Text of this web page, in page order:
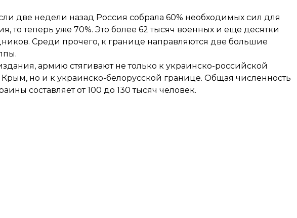
две недели назад Россия собрала 60% необходимых сил для
то теперь уже 70%. Это более 62 тысяч военных и еще десятки
Среди прочего, к границе направляются две большие
армию стягивают не только к украинско-российской
но и к украинско-белорусской границе. Общая численность
составляет от 100 до 130 тысяч человек.